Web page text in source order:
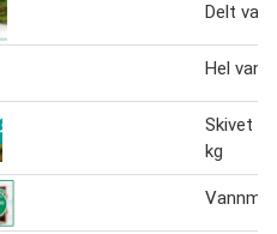
Delt
Hel
Skivet
kg